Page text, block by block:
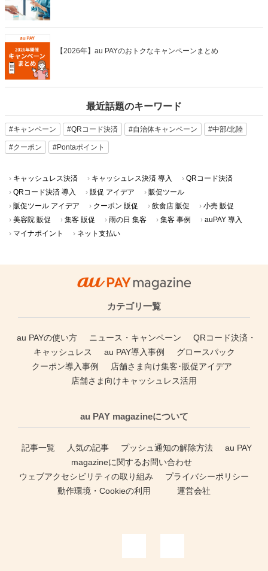
【2026年】au PAYのおトクなキャンペーンまとめ
最近話題のキーワード
#キャンペーン #QRコード決済 #自治体キャンペーン #中部/北陸
#クーポン #Pontaポイント
キャッシュレス決済 キャッシュレス決済 導入
QRコード決済
QRコード決済 導入
販促 アイデア
販促ツール
販促ツール アイデア
クーポン 販促 飲食店 販促
小売 販促
美容院 販促
集客 販促 雨の日 集客 集客 事例
auPAY 導入
マイナポイント
ネット支払い
カテゴリ一覧
au PAYの使い方 ニュース・キャンペーン
QRコード決済・
キャッシュレス
au PAY導入事例
グロースパック
クーポン導入事例
店舗さま向け集客･販促アイデア
店舗さま向けキャッシュレス活用
au PAY magazineについて
記事一覧 人気の記事 プッシュ通知の解除方法
au PAY
magazineに関するお問い合わせ
ウェブアクセシビリティの取り組み
プライバシーポリシー
動作環境・Cookieの利用
運営会社